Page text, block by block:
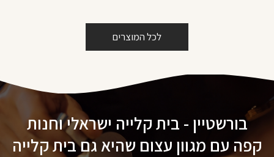
לכל המוצרים
בורשטיין - בית קלייה ישראלי וחנות
קפה עם מגוון עצום שהיא גם בית קלייה